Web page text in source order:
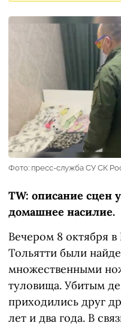
Фото: пресс-служба СУ СК
TW: описание сцен
домашнее насилие.
Вечером 8 октября
Тольятти были
множественными
туловища. Убитым
приходились друг
лет и два года. В